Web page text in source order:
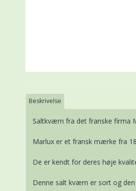
Beskrivelse
Saltkværn fra det franske firma
Marlux er et fransk mærke fra
De er kendt for deres høje
Denne salt kværn er sort og